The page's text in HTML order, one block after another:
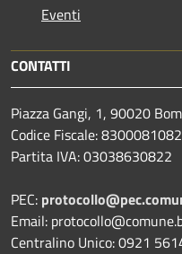
Eventi
CONTATTI
Piazza Gangi, 1, 90020
Codice Fiscale:
Partita IVA: 03038630822
PEC:
Email:
Centralino Unico: 0921